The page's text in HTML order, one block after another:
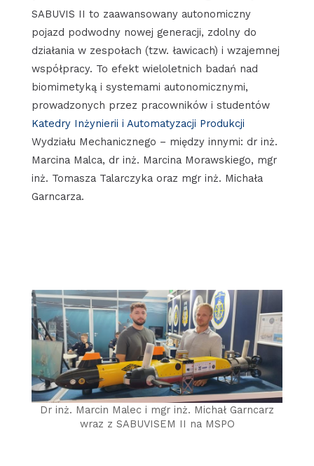
SABUVIS II to zaawansowany autonomiczny
pojazd podwodny nowej generacji, zdolny do
działania w zespołach (tzw. ławicach) i wzajemnej
współpracy. To efekt wieloletnich badań nad
biomimetyką i systemami autonomicznymi,
prowadzonych przez pracowników i studentów
Katedry Inżynierii i Automatyzacji Produkcji
Wydziału Mechanicznego – między innymi: dr inż.
Marcina Malca, dr inż. Marcina Morawskiego, mgr
inż. Tomasza Talarczyka oraz mgr inż. Michała
Garncarza.
Dr inż. Marcin Malec i mgr inż. Michał Garncarz
wraz z SABUVISEM II na MSPO